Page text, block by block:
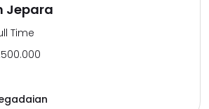
Jepara
Time